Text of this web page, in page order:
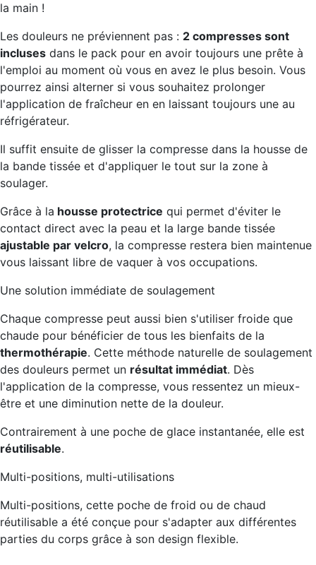
la main !
Les douleurs ne préviennent pas : 2 compresses sont
incluses dans le pack pour en avoir toujours une prête à
l'emploi au moment où vous en avez le plus besoin. Vous
pourrez ainsi alterner si vous souhaitez prolonger
l'application de fraîcheur en en laissant toujours une au
réfrigérateur.
Il suffit ensuite de glisser la compresse dans la housse de
la bande tissée et d'appliquer le tout sur la zone à
soulager.
Grâce à la housse protectrice qui permet d'éviter le
contact direct avec la peau et la large bande tissée
ajustable par velcro, la compresse restera bien maintenue
vous laissant libre de vaquer à vos occupations.
Une solution immédiate de soulagement
Chaque compresse peut aussi bien s'utiliser froide que
chaude pour bénéficier de tous les bienfaits de la
thermothérapie. Cette méthode naturelle de soulagement
des douleurs permet un résultat immédiat. Dès
l'application de la compresse, vous ressentez un mieux-
être et une diminution nette de la douleur.
Contrairement à une poche de glace instantanée, elle est
réutilisable.
Multi-positions, multi-utilisations
Multi-positions, cette poche de froid ou de chaud
réutilisable a été conçue pour s'adapter aux différentes
parties du corps grâce à son design flexible.